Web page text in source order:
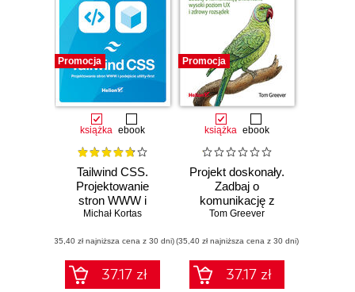
Promocja
książka ebook
Tailwind CSS.
Projektowanie
stron WWW i
podejście utility-
Michał Kortas
(35,40 zł najniższa cena z 30 dni)
37.17 zł
Promocja
książka ebook
Projekt doskonały.
Zadbaj o
komunikację z
klientem, wysoki
zdrowy rozsądek.
Wydanie II
Tom Greever
(35,40 zł najniższa cena z 30 dni)
37.17 zł